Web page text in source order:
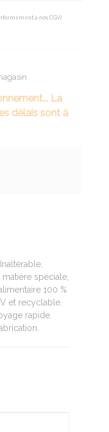
à nos CGV)
La
délais sont à
spéciale,
100 %
et recyclable.
rapide.